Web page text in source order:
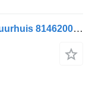
Crémaillère de direction MAN Occ Stuurhuis 81462009301 pour camion